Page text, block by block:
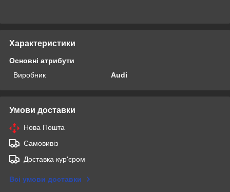
Характеристики
Основні атрибути
Виробник
Audi
Умови доставки
Нова Пошта
Самовивіз
Доставка кур'єром
Всі умови доставки